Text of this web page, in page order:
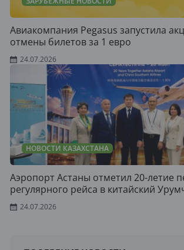
Авиакомпания Pegasus запустила
отмены билетов за 1 евро
24.07.2026
НОВОСТИ КАЗАХСТАНА
Аэропорт Астаны отметил 20-летие
регулярного рейса в китайский
24.07.2026